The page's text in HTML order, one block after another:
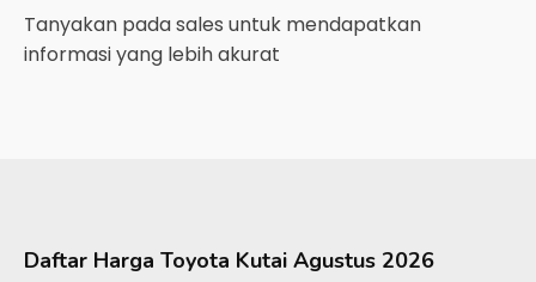
Tanyakan pada sales untuk mendapatkan
informasi yang lebih akurat
Daftar Harga Toyota Kutai Agustus 2026